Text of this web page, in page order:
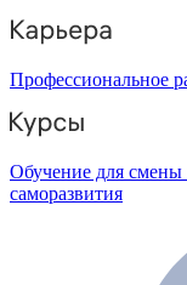
Профессиональное
Обучение для смены
саморазвития